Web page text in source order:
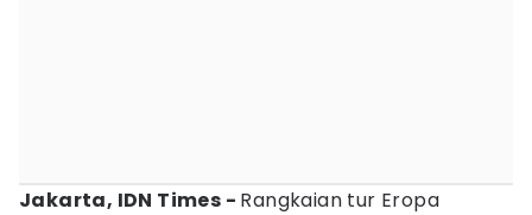
Jakarta, IDN Times - Rangkaian tur Eropa